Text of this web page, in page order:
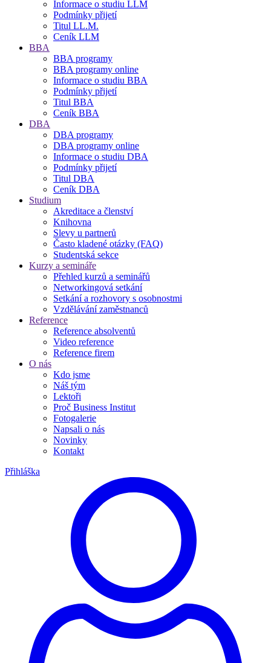
Informace o studiu LLM
Podmínky přijetí
Titul LL.M.
Ceník LLM
BBA
BBA programy
BBA programy online
Informace o studiu BBA
Podmínky přijetí
Titul BBA
Ceník BBA
DBA
DBA programy
DBA programy online
Informace o studiu DBA
Podmínky přijetí
Titul DBA
Ceník DBA
Studium
Akreditace a členství
Knihovna
Slevy u partnerů
Často kladené otázky (FAQ)
Studentská sekce
Kurzy a semináře
Přehled kurzů a seminářů
Networkingová setkání
Setkání a rozhovory s osobnostmi
Vzdělávání zaměstnanců
Reference
Reference absolventů
Video reference
Reference firem
O nás
Kdo jsme
Náš tým
Lektoři
Proč Business Institut
Fotogalerie
Napsali o nás
Novinky
Kontakt
Přihláška